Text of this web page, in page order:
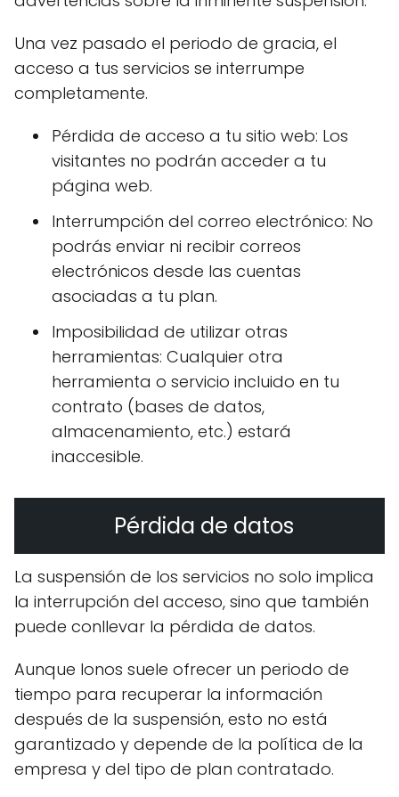
Una vez pasado el periodo de gracia, el
acceso a tus servicios se interrumpe
completamente.
Pérdida de acceso a tu sitio web: Los
visitantes no podrán acceder a tu
página web.
Interrumpción del correo electrónico: No
podrás enviar ni recibir correos
electrónicos desde las cuentas
asociadas a tu plan.
Imposibilidad de utilizar otras
herramientas: Cualquier otra
herramienta o servicio incluido en tu
contrato (bases de datos,
almacenamiento, etc.) estará
inaccesible.
Pérdida de datos
La suspensión de los servicios no solo implica
la interrupción del acceso, sino que también
puede conllevar la pérdida de datos.
Aunque Ionos suele ofrecer un periodo de
tiempo para recuperar la información
después de la suspensión, esto no está
garantizado y depende de la política de la
empresa y del tipo de plan contratado.